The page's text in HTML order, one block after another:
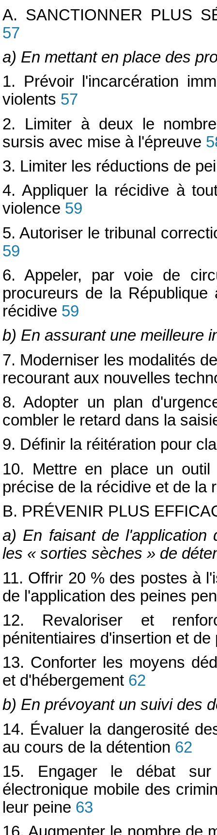
A. SANCTIONNER PLUS
57
a) En mettant en place des
1. Prévoir l'incarcération
violents 57
2. Limiter à deux le
sursis avec mise à l'épreuve
3. Limiter les réductions de
4. Appliquer la récidive à
violence 59
5. Autoriser le tribunal
59
6. Appeler, par voie de
procureurs de la
récidive 59
b) En assurant une meilleure
7. Moderniser les modalités
recourant aux nouvelles
8. Adopter un plan
combler le retard dans la
9. Définir la réitération pour
10. Mettre en place un outil
précise de la récidive et de la
B. PRÉVENIR PLUS
a) En faisant de l'application
les « sorties sèches » de
11. Offrir 20 % des postes à
de l'application des peines
12. Revaloriser et
pénitentiaires d'insertion et
13. Conforter les moyens
et d'hébergement 62
b) En prévoyant un suivi des
14. Évaluer la dangerosité
au cours de la détention 62
15. Engager le débat sur
électronique mobile des
leur peine 63